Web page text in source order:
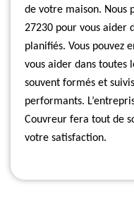
de votre maison. Nous
27230 pour vous aider
planifiés. Vous pouvez
vous aider dans toutes
souvent formés et
performants.
Couvreur fera tout de
votre satisfaction.